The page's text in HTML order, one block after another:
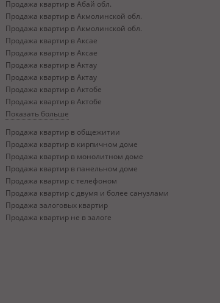
Продажа квартир в Абай обл.
Продажа квартир в Акмолинской обл.
Продажа квартир в Акмолинской обл.
Продажа квартир в Аксае
Продажа квартир в Аксае
Продажа квартир в Актау
Продажа квартир в Актау
Продажа квартир в Актобе
Продажа квартир в Актобе
Показать больше
Продажа квартир в общежитии
Продажа квартир в кирпичном доме
Продажа квартир в монолитном доме
Продажа квартир в панельном доме
Продажа квартир с телефоном
Продажа квартир с двумя и более санузлами
Продажа залоговых квартир
Продажа квартир не в залоге